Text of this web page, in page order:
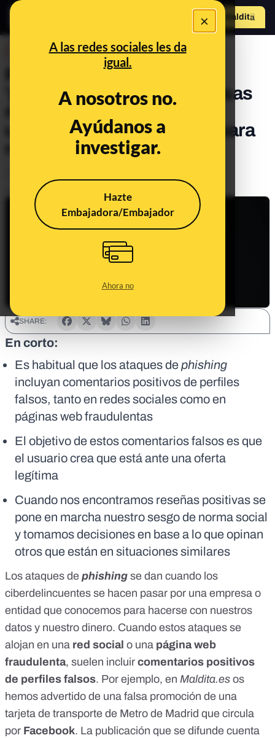
×
A las redes sociales les da
igual.
A nosotros no.
Ayúdanos a
investigar.
Hazte
Embajadora/Embajador
Ahora no
Hazte Maldito
Por qué los ataques de
'phishing' suelen incluir falsas
reseñas positivas de otros
usuarios y en qué fijarnos para
Publicado el
SHARE:
En corto:
Es habitual que los ataques dephishing
incluyan comentarios positivos de perfiles
falsos, tanto en redes sociales como en
páginas web fraudulentas
El objetivo de estos comentarios falsos es que
el usuario crea que está ante una oferta
legítima
Cuando nos encontramos reseñas positivas se
pone en marcha nuestro sesgo de norma social
y tomamos decisiones en base a lo que opinan
otros que están en situaciones similares
Los ataques de phishing se dan cuando los
ciberdelincuentes se hacen pasar por una empresa o
entidad que conocemos para hacerse con nuestros
datos y nuestro dinero. Cuando estos ataques se
alojan en una red social o una página web
fraudulenta, suelen incluir comentarios positivos
de perfiles falsos. Por ejemplo, en Maldita.es os
hemos advertido de una falsa promoción de una
tarjeta de transporte de Metro de Madrid que circula
por Facebook. La publicación que se difunde cuenta